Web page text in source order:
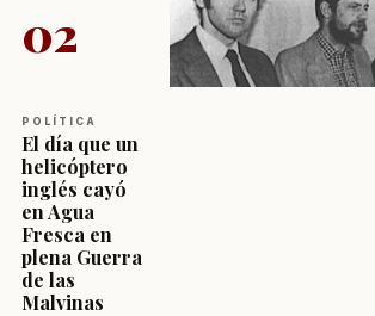
02
POLÍTICA
El día que un
helicóptero
inglés cayó
en Agua
Fresca en
plena Guerra
de las
Malvinas